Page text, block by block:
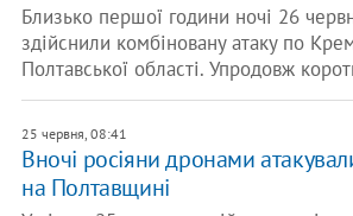
Близько першої години ночі 26
здійснили комбіновану атаку по
Полтавської області. Упродовж
25 червня, 08:41
Вночі росіяни дронами
на Полтавщині